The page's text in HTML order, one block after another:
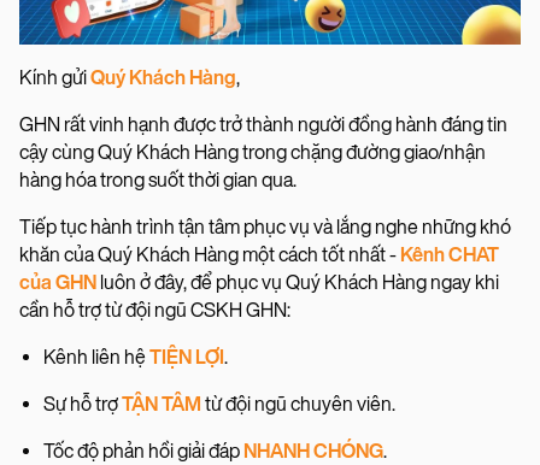
Kính gửiQuý Khách Hàng,
GHN rất vinh hạnh được trở thành người đồng hành đáng tin
cậy cùng Quý Khách Hàng trong chặng đường giao/nhận
hàng hóa trong suốt thời gian qua.
Tiếp tục hành trình tận tâm phục vụ và lắng nghe những khó
khăn của Quý Khách Hàng một cách tốt nhất - Kênh CHAT
của GHN luôn ở đây, để phục vụ Quý Khách Hàng ngay khi
cần hỗ trợ từ đội ngũ CSKH GHN:
Kênh liên hệTIỆN LỢI .
Sự hỗ trợTẬN TÂM từ đội ngũ chuyên viên.
Tốc độ phản hồi giải đáp NHANH CHÓNG.